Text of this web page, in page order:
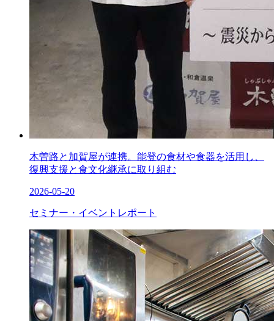
木曽路と加賀屋が連携。能登の食材や食器を活用し、
復興支援と食文化継承に取り組む
2026-05-20
セミナー・イベントレポート